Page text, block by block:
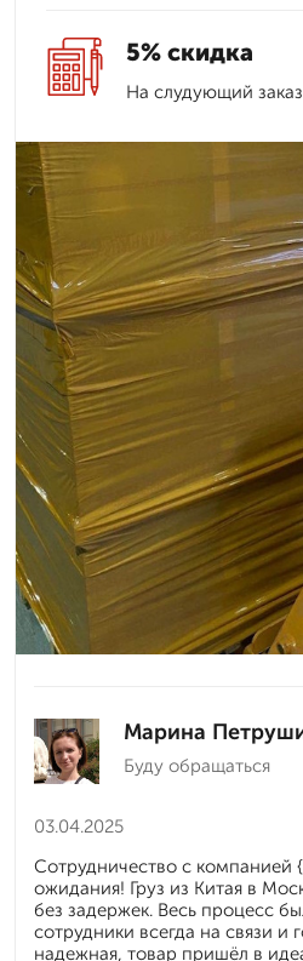
5% скидка
На слудующий заказ
Марина
Буду обращаться
03.04.2025
Сотрудничество с компанией
ожидания! Груз из Китая в
без задержек. Весь процесс
сотрудники всегда на связи и
надежная, товар пришёл в